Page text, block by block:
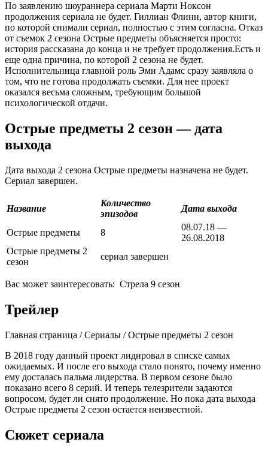
По заявлению шоураннера сериала Марти Ноксон
продолжения сериала не будет. Гиллиан Флинн, автор книги,
по которой снимали сериал, полностью с этим согласна. Отказ
от съемок 2 сезона Острые предметы объясняется просто:
история рассказана до конца и не требует продолжения.Есть и
еще одна причина, по которой 2 сезона не будет.
Исполнительница главной роль Эми Адамс сразу заявляла о
том, что не готова продолжать съемки. Для нее проект
оказался весьма сложным, требующим большой
психологической отдачи.
Острые предметы 2 сезон — дата
выхода
Дата выхода 2 сезона Острые предметы назначена не будет.
Сериал завершен.
Название
Количество
эпизодов
Дата выхода
Острые предметы 8
08.07.18 —
26.08.2018
Острые предметы 2
сезон
сериал завершен
Вас может заинтересовать: Стрела 9 сезон
Трейлер
Главная страница / Сериалы / Острые предметы 2 сезон
В 2018 году данный проект лидировал в списке самых
ожидаемых. И после его выхода стало понято, почему именно
ему досталась пальма лидерства. В первом сезоне было
показано всего 8 серий. И теперь телезрители задаются
вопросом, будет ли снято продолжение. Но пока дата выхода
Острые предметы 2 сезон остается неизвестной.
Сюжет сериала